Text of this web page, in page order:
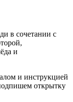
в сочетании с
и
и инструкцией
открытку